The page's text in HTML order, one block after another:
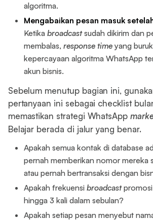
algoritma.
Mengabaikan pesan masuk
Ketikabroadcastsudah dikirim dan
membalas,response time yang
kepercayaan algoritma WhatsApp
akun bisnis.
Sebelum menutup bagian ini,
pertanyaan ini sebagai checklist
memastikan strategi WhatsApp
Belajar berada di jalur yang benar.
Apakah semua kontak di database
pernah memberikan nomor mereka
atau pernah bertransaksi dengan
Apakah frekuensibroadcastpromosi
hingga 3 kali dalam sebulan?
Apakah setiap pesan menyebut